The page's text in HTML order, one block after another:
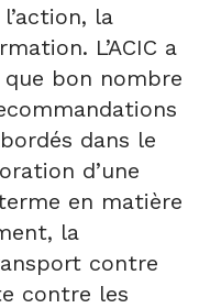
la
L’ACIC a
bon nombre
dans le
d’une
en matière
la
contre
contre les